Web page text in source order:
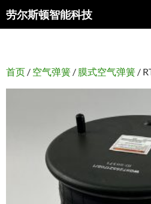
劳尔斯顿智能科技
搜
索
首页 / 空气弹簧 / 膜式空气弹簧 /